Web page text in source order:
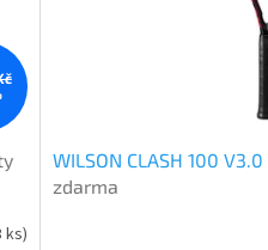
ks)
WILSON CLASH 100 V3.0
zdarma